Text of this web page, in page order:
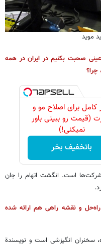
موید
عینی صحبت بکنیم در ایران در همه
کامل برای اصلاح مو و
(قیمت رو ببینی باور
نمیکنی!)
باتخفیف بخر
است. انگشت اتهام را جان
و نقشه راهی هم ارائه شده
انگیزشی است و نویسندة